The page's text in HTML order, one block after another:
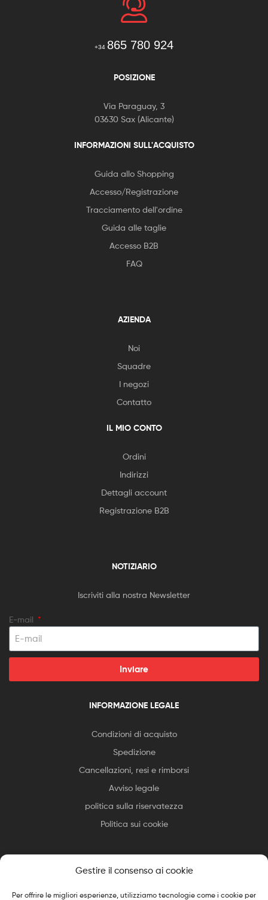
Gestire il consenso ai cookie
Per offrire le migliori esperienze, utilizziamo tecnologie come i cookie per
+34 865 780 924
POSIZIONE
Via Paraguay, 3
03630 Sax (Alicante)
INFORMAZIONI SULL'ACQUISTO
Guida allo Shopping
Accesso/Registrazione
Tracciamento dell'ordine
Guida alle taglie
Accesso B2B
FAQ
AZIENDA
Noi
Squadre
I negozi
Contatto
IL MIO CONTO
Ordini
Indirizzi
Dettagli account
Registrazione B2B
NOTIZIARIO
Iscriviti alla nostra Newsletter
E-mail
Inviare
INFORMAZIONE LEGALE
Condizioni di acquisto
Spedizione
Cancellazioni, resi e rimborsi
Avviso legale
politica sulla riservatezza
Politica sui cookie